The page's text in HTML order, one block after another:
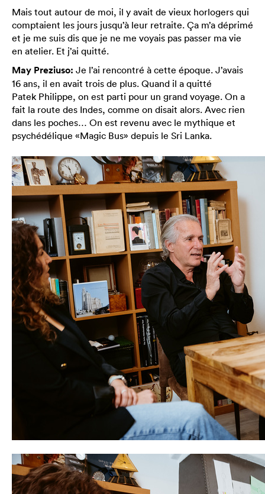
Mais tout autour de moi, il y avait de vieux horlogers qui
comptaient les jours jusqu’à leur retraite. Ça m’a déprimé
et je me suis dis que je ne me voyais pas passer ma vie
en atelier. Et j’ai quitté.
May Preziuso: Je l’ai rencontré à cette époque. J’avais
16 ans, il en avait trois de plus. Quand il a quitté
Patek Philippe, on est parti pour un grand voyage. On a
fait la route des Indes, comme on disait alors. Avec rien
dans les poches… On est revenu avec le mythique et
psychédélique «Magic Bus» depuis le Sri Lanka.